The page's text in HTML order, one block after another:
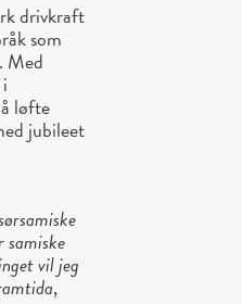
drivkraft
som
Med
løfte
jubileet
vil jeg
,